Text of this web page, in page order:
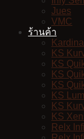
Jues
VMC
ร้านค้า
KS
KS
KS
KS
KS
KS
KS
Relx